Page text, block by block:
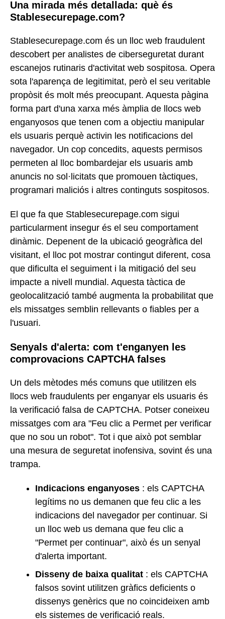
Una mirada més detallada: què és
Stablesecurepage.com?
Stablesecurepage.com és un lloc web fraudulent
descobert per analistes de ciberseguretat durant
escanejos rutinaris d'activitat web sospitosa. Opera
sota l'aparença de legitimitat, però el seu veritable
propòsit és molt més preocupant. Aquesta pàgina
forma part d'una xarxa més àmplia de llocs web
enganyosos que tenen com a objectiu manipular
els usuaris perquè activin les notificacions del
navegador. Un cop concedits, aquests permisos
permeten al lloc bombardejar els usuaris amb
anuncis no sol·licitats que promouen tàctiques,
programari maliciós i altres continguts sospitosos.
El que fa que Stablesecurepage.com sigui
particularment insegur és el seu comportament
dinàmic. Depenent de la ubicació geogràfica del
visitant, el lloc pot mostrar contingut diferent, cosa
que dificulta el seguiment i la mitigació del seu
impacte a nivell mundial. Aquesta tàctica de
geolocalització també augmenta la probabilitat que
els missatges semblin rellevants o fiables per a
l'usuari.
Senyals d'alerta: com t'enganyen les
comprovacions CAPTCHA falses
Un dels mètodes més comuns que utilitzen els
llocs web fraudulents per enganyar els usuaris és
la verificació falsa de CAPTCHA. Potser coneixeu
missatges com ara "Feu clic a Permet per verificar
que no sou un robot". Tot i que això pot semblar
una mesura de seguretat inofensiva, sovint és una
trampa.
Indicacions enganyoses : els CAPTCHA
legítims no us demanen que feu clic a les
indicacions del navegador per continuar. Si
un lloc web us demana que feu clic a
"Permet per continuar", això és un senyal
d'alerta important.
Disseny de baixa qualitat : els CAPTCHA
falsos sovint utilitzen gràfics deficients o
dissenys genèrics que no coincideixen amb
els sistemes de verificació reals.